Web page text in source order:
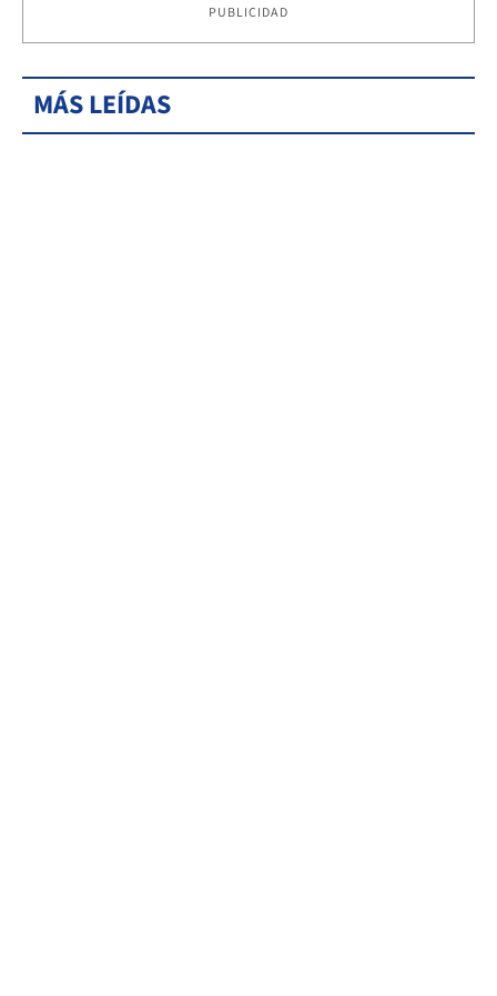
PUBLICIDAD
MÁS LEÍDAS